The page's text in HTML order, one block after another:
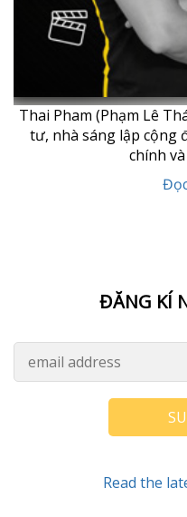
Thai Pham (Phạm Lê
tư, nhà sáng lập cộng
chính
ĐĂNG KÍ
Read the